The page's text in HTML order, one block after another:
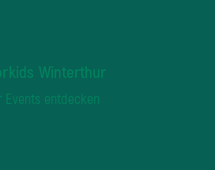
Winterthur
Events entdecken